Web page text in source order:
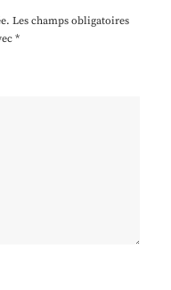
Les champs obligatoires
*